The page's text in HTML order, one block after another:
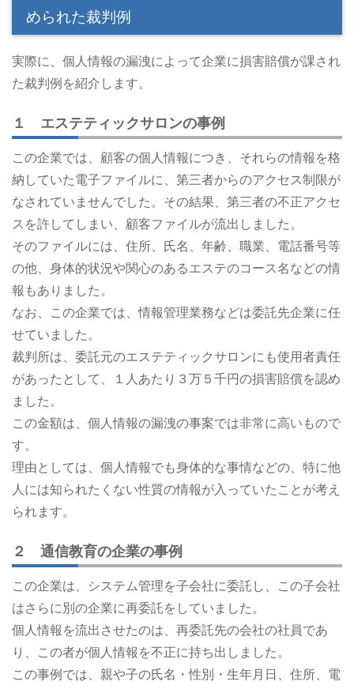
められた裁判例
実際に、個人情報の漏洩によって企業に損害賠償が課され
た裁判例を紹介します。
１ エステティックサロンの事例
この企業では、顧客の個人情報につき、それらの情報を格
納していた電子ファイルに、第三者からのアクセス制限が
なされていませんでした。その結果、第三者の不正アクセ
スを許してしまい、顧客ファイルが流出しました。
そのファイルには、住所、氏名、年齢、職業、電話番号等
の他、身体的状況や関心のあるエステのコース名などの情
報もありました。
なお、この企業では、情報管理業務などは委託先企業に任
せていました。
裁判所は、委託元のエステティックサロンにも使用者責任
があったとして、１人あたり３万５千円の損害賠償を認め
ました。
この金額は、個人情報の漏洩の事案では非常に高いもので
す。
理由としては、個人情報でも身体的な事情などの、特に他
人には知られたくない性質の情報が入っていたことが考え
られます。
２ 通信教育の企業の事例
この企業は、システム管理を子会社に委託し、この子会社
はさらに別の企業に再委託をしていました。
個人情報を流出させたのは、再委託先の会社の社員であ
り、この者が個人情報を不正に持ち出しました。
この事例では、親や子の氏名・性別・生年月日、住所、電